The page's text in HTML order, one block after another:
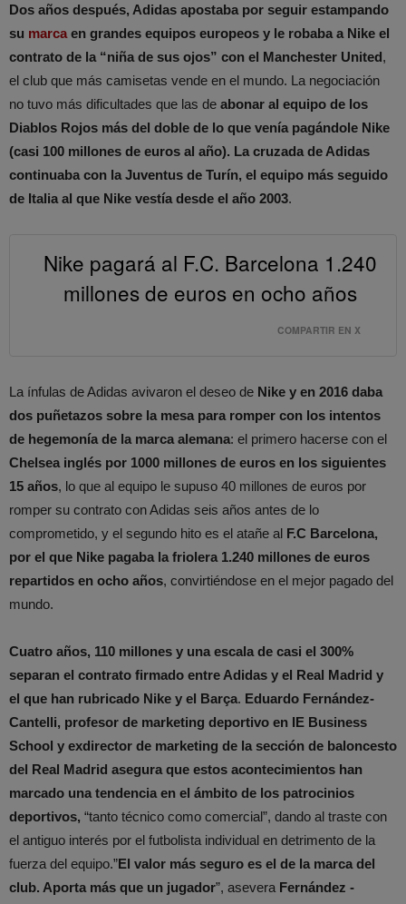
Dos años después, Adidas apostaba por seguir estampando
su marca en grandes equipos europeos y le robaba a Nike el
contrato de la “niña de sus ojos” con el Manchester United,
el club que más camisetas vende en el mundo. La negociación
no tuvo más dificultades que las de abonar al equipo de los
Diablos Rojos más del doble de lo que venía pagándole Nike
(casi 100 millones de euros al año). La cruzada de Adidas
continuaba con la Juventus de Turín, el equipo más seguido
de Italia al que Nike vestía desde el año 2003.
Nike pagará al F.C. Barcelona 1.240
millones de euros en ocho años
COMPARTIR EN X
La ínfulas de Adidas avivaron el deseo de Nike y en 2016 daba
dos puñetazos sobre la mesa para romper con los intentos
de hegemonía de la marca alemana: el primero hacerse con el
Chelsea inglés por 1000 millones de euros en los siguientes
15 años, lo que al equipo le supuso 40 millones de euros por
romper su contrato con Adidas seis años antes de lo
comprometido, y el segundo hito es el atañe al F.C Barcelona,
por el que Nike pagaba la friolera 1.240 millones de euros
repartidos en ocho años, convirtiéndose en el mejor pagado del
mundo.
Cuatro años, 110 millones y una escala de casi el 300%
separan el contrato firmado entre Adidas y el Real Madrid y
el que han rubricado Nike y el Barça. Eduardo Fernández-
Cantelli, profesor de marketing deportivo en IE Business
School y exdirector de marketing de la sección de baloncesto
del Real Madrid asegura que estos acontecimientos han
marcado una tendencia en el ámbito de los patrocinios
deportivos, “tanto técnico como comercial”, dando al traste con
el antiguo interés por el futbolista individual en detrimento de la
fuerza del equipo.”El valor más seguro es el de la marca del
club. Aporta más que un jugador”, asevera Fernández -